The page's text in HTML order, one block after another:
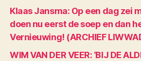
Klaas Jansma: Op een dag zei
doen nu eerst de soep en dan
Vernieuwing! (ARCHIEF
WIM VAN DER VEER: ‘BIJ DE